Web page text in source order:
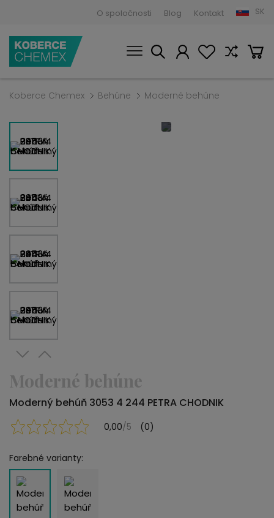
O spoločnosti Blog Kontakt SK
Koberce Chemex Behúne Moderné behúne
Moderné behúne
Moderný behúň 3053 4 244 PETRA CHODNIK
0,00/5 (0)
Farebné varianty: